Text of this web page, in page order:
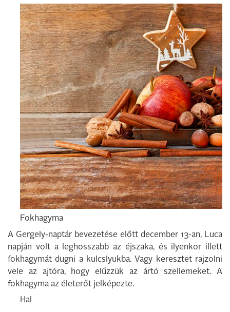
Fokhagyma
A Gergely-naptár bevezetése előtt december 13-an, Luca
napján volt a leghosszabb az éjszaka, és ilyenkor illett
fokhagymát dugni a kulcslyukba. Vagy keresztet rajzolni
vele az ajtóra, hogy elűzzük az ártó szellemeket. A
fokhagyma az életerőt jelképezte.
Hal